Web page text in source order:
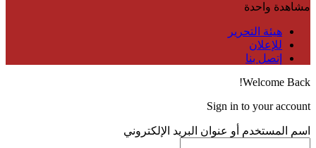
مشاهدة واحدة
هيئة التحرير
للإعلان
إتصل بنا
Welcome Back!
Sign in to your account
اسم المستخدم أو عنوان البريد الإلكتروني